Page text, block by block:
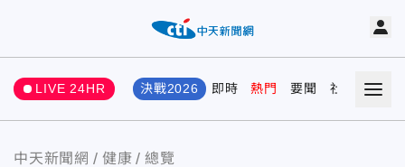
LIVE 24HR 決戰2026 即時 熱門 要聞 社會 娛樂
中天新聞網 健康 總覽